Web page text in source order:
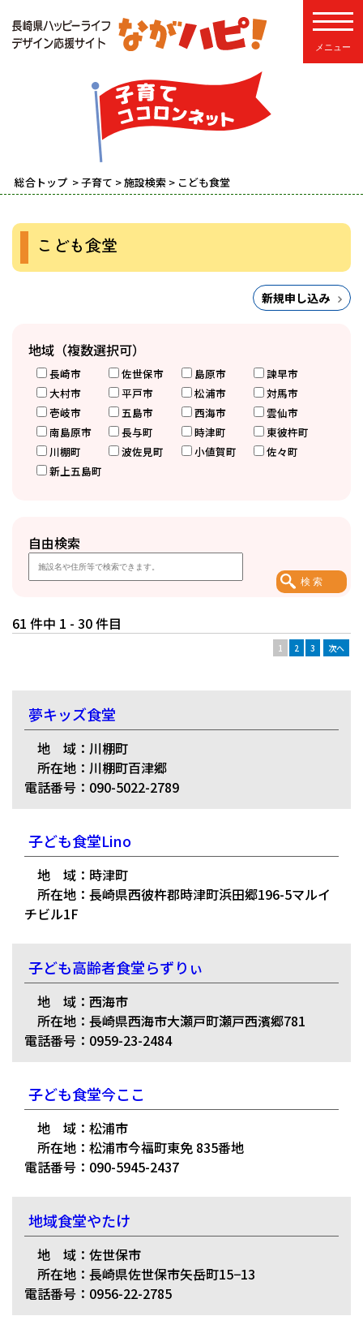
総合トップ >子育て >施設検索 > こども食堂
こども食堂
新規申し込み
地域（複数選択可）
長崎市 佐世保市 島原市
諫早市
大村市
平戸市 松浦市
対馬市
壱岐市
五島市 西海市
雲仙市
南島原市
長与町 時津町
東彼杵町
川棚町
波佐見町 小値賀町
佐々町
新上五島町
自由検索
61 件中 1 - 30 件目
1 2 3 次へ
夢キッズ食堂
地 域：川棚町
所在地：川棚町百津郷
電話番号：090-5022-2789
子ども食堂Lino
地 域：時津町
所在地：長崎県西彼杵郡時津町浜田郷196-5マルイ
チビル1F
子ども高齢者食堂らずりぃ
地 域：西海市
所在地：長崎県西海市大瀬戸町瀬戸西濱郷781
電話番号：0959-23-2484
子ども食堂今ここ
地 域：松浦市
所在地：松浦市今福町東免 835番地
電話番号：090-5945-2437
地域食堂やたけ
地 域：佐世保市
所在地：長崎県佐世保市矢岳町15−13
電話番号：0956-22-2785